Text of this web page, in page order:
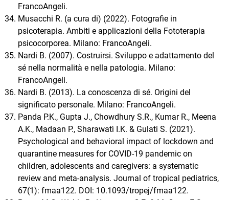
FrancoAngeli.
Musacchi R. (a cura di) (2022). Fotografie in
psicoterapia. Ambiti e applicazioni della Fototerapia
psicocorporea. Milano: FrancoAngeli.
Nardi B. (2007). Costruirsi. Sviluppo e adattamento del
sé nella normalità e nella patologia. Milano:
FrancoAngeli.
Nardi B. (2013). La conoscenza di sé. Origini del
significato personale. Milano: FrancoAngeli.
Panda P.K., Gupta J., Chowdhury S.R., Kumar R., Meena
A.K., Madaan P., Sharawatì I.K. & Gulati S. (2021).
Psychological and behavioral impact of lockdown and
quarantine measures for COVID-19 pandemic on
children, adolescents and caregivers: a systematic
review and meta-analysis. Journal of tropical pediatrics,
67(1): fmaa122. DOI: 10.1093/tropej/fmaa122.